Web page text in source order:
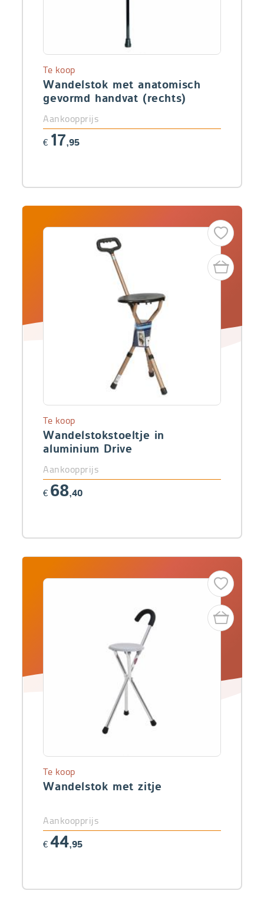
Wandelstok met anatomisch
gevormd handvat (rechts)
Te koop
Aankoopprijs
€ 17,95
Wandelstokstoeltje in
aluminium Drive
Te koop
Aankoopprijs
€ 68,40
Wandelstok met zitje
Te koop
Aankoopprijs
€ 44,95